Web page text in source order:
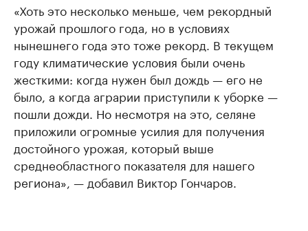
«Хоть это несколько меньше, чем рекордный
урожай прошлого года, но в условиях
нынешнего года это тоже рекорд. В текущем
году климатические условия были очень
жесткими: когда нужен был дождь — его не
было, а когда аграрии приступили к уборке —
пошли дожди. Но несмотря на это, селяне
приложили огромные усилия для получения
достойного урожая, который выше
среднеобластного показателя для нашего
региона», — добавил Виктор Гончаров.